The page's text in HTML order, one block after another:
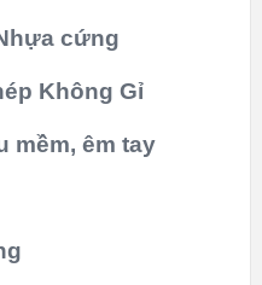
cứng
Không Gỉ
mềm, êm tay